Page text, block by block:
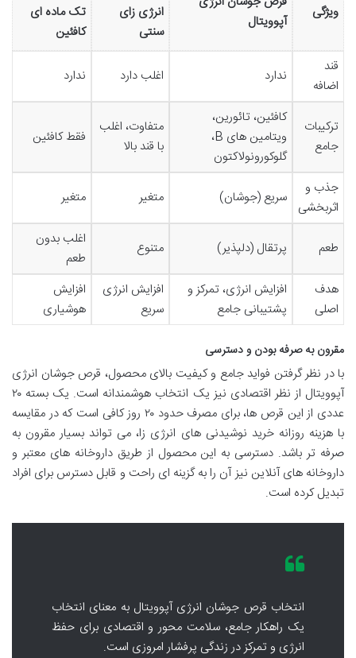
ویژگی
آپوویتال
انرژی زای
سنتی
تک ماده ای
کافئین
قند
اضافه
ندارد اغلب دارد ندارد
ترکیبات
جامع
کافئین، تائورین،
ویتامین های B،
گلوکورونولاکتون
متفاوت، اغلب
با قند بالا
فقط کافئین
جذب و
اثربخشی
سریع (جوشان) متغیر متغیر
طعم پرتقال (دلپذیر) متنوع
اغلب بدون
طعم
هدف
اصلی
افزایش انرژی، تمرکز و
پشتیبانی جامع
افزایش انرژی
سریع
افزایش
هوشیاری
مقرون به صرفه بودن و دسترسی
با در نظر گرفتن فواید جامع و کیفیت بالای محصول، قرص جوشان انرژی
آپوویتال از نظر اقتصادی نیز یک انتخاب هوشمندانه است. یک بسته ۲۰
عددی از این قرص ها، برای مصرف حدود ۲۰ روز کافی است که در مقایسه
با هزینه روزانه خرید نوشیدنی های انرژی زا، می تواند بسیار مقرون به
صرفه تر باشد. دسترسی به این محصول از طریق داروخانه های معتبر و
داروخانه های آنلاین نیز آن را به گزینه ای راحت و قابل دسترس برای افراد
تبدیل کرده است.
انتخاب قرص جوشان انرژی آپوویتال به معنای انتخاب
یک راهکار جامع، سلامت محور و اقتصادی برای حفظ
انرژی و تمرکز در زندگی پرفشار امروزی است.